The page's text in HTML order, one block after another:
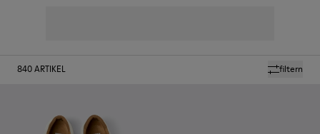
filtern
840ARTIKEL